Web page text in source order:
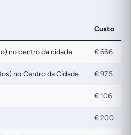
Custo
no centro da cidade € 666
no Centro da Cidade € 975
€ 106
€ 200